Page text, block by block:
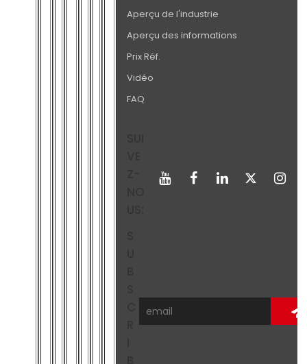
Aperçu de l'industrie
Aperçu des informations
Prix Réf.
Vidéo
FAQ